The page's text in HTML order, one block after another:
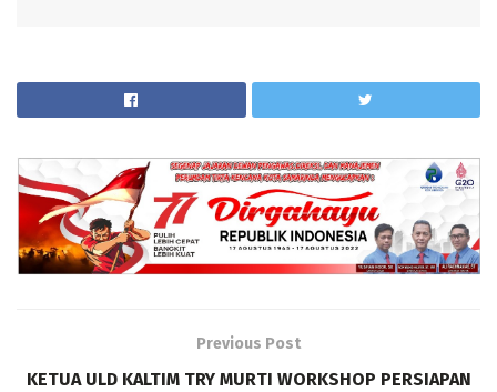
Previous Post
KETUA ULD KALTIM TRY MURTI WORKSHOP PERSIAPAN